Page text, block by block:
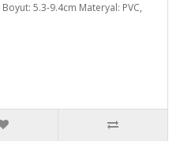
5.3-9.4cm Materyal: PVC,